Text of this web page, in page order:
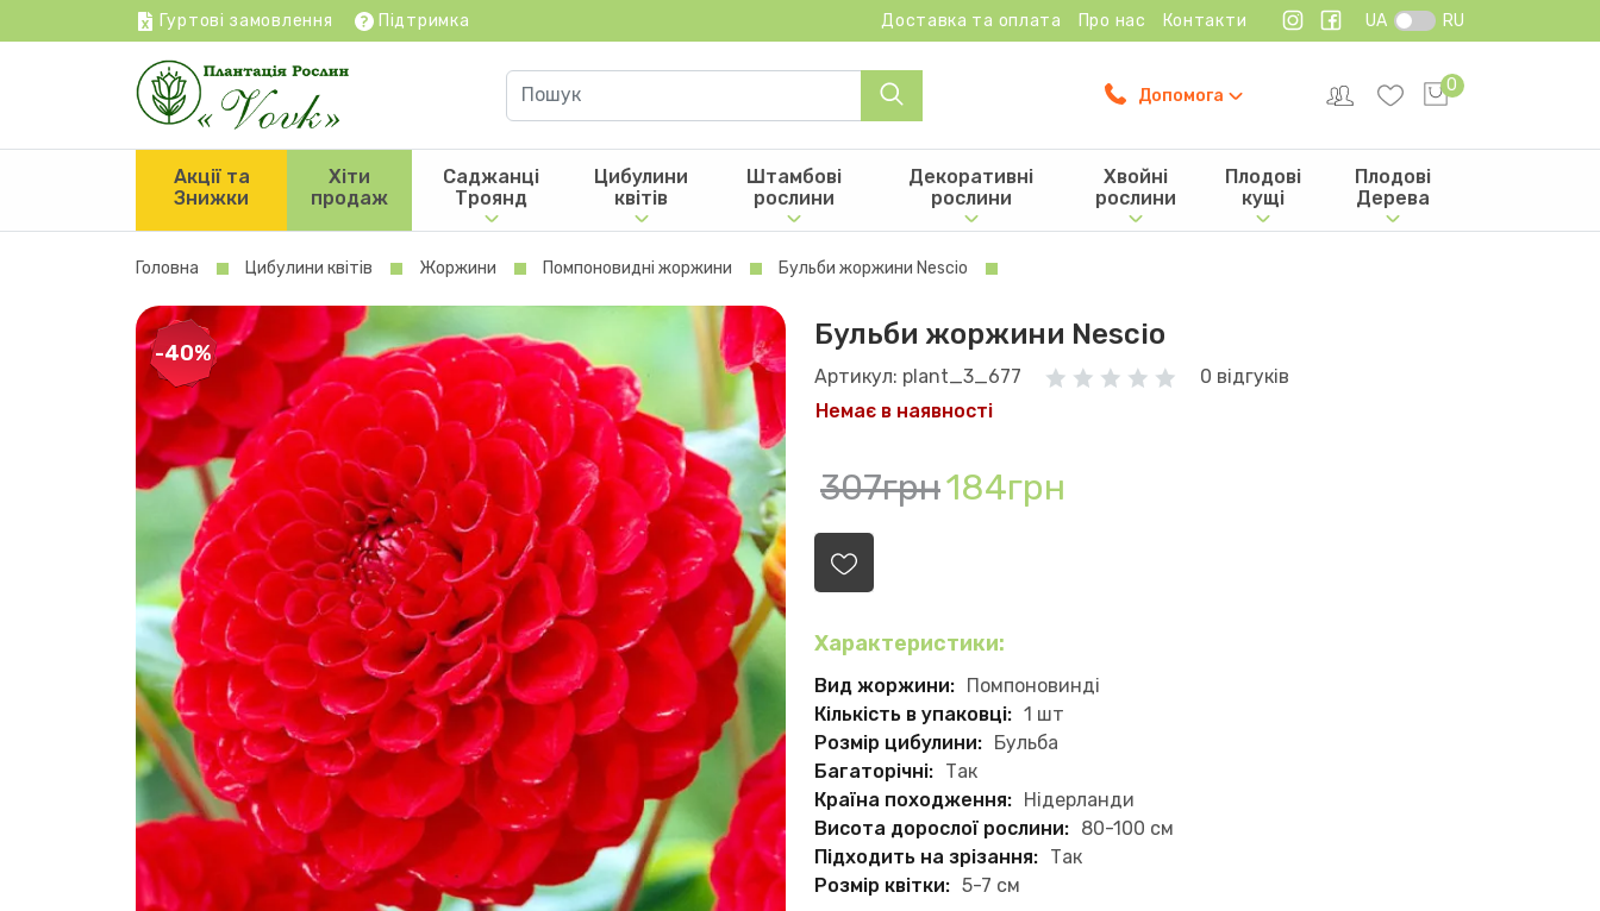
Гуртові замовлення Підтримка Доставка та оплата Про нас Контакти UA RU
Допомога
0
Акції та
Знижки
Хіти
продаж
Саджанці
Троянд
Цибулини
квітів
Штамбові
рослини
Декоративні
рослини
Хвойні
рослини
Плодові
кущі
Плодові
Дерева
Головна Цибулини квітів Жоржини Помпоновидні жоржини Бульби жоржини Nescio
-40%
Бульби жоржини Nescio
Артикул: plant_3_677
0 відгуків
Немає в наявності
307грн184грн
Характеристики:
Вид жоржини: Помпоновинді
Кількість в упаковці: 1 шт
Розмір цибулини: Бульба
Багаторічні: Так
Країна походження: Нідерланди
Висота дорослої рослини: 80-100 см
Підходить на зрізання: Так
Розмір квітки: 5-7 см